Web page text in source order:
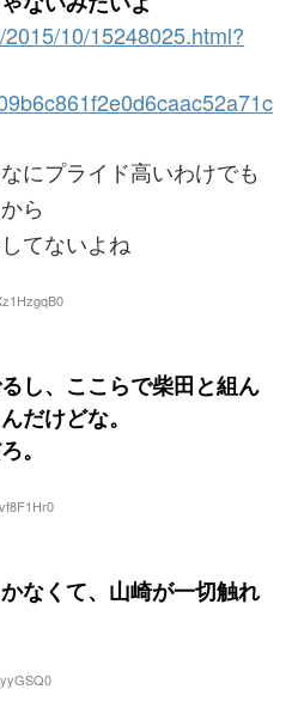
10/15248025.html?
にプライド高いわけでも
ら
てないよね
し、ここらで柴田と組ん
だけどな。
。
なくて、山崎が一切触れ